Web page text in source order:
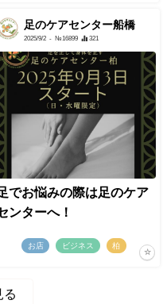
足のケアセンター船橋
2025/9/2 - №16899 321
でお悩みの際は足のケア
ンターへ！
お店 ビジネス 柏
る